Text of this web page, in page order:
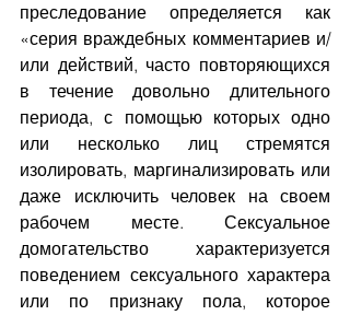
преследование определяется как
«серия враждебных комментариев и/
или действий, часто повторяющихся
в течение довольно длительного
периода, с помощью которых одно
или несколько лиц стремятся
изолировать, маргинализировать или
даже исключить человек на своем
рабочем месте. Сексуальное
домогательство характеризуется
поведением сексуального характера
или по признаку пола, которое